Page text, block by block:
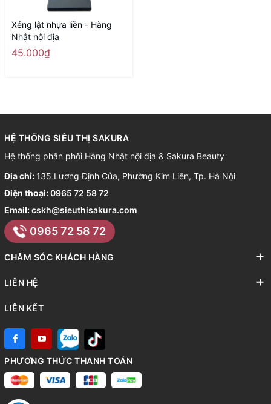
Xẻng lật nhựa liền - Hàng
Nhật nội địa
45.000₫
HỆ THỐNG SIÊU THỊ SAKURA
Hệ thống phân phối Hàng Nhật nội địa & Sakura Beauty
Địa chỉ: 135 Lương Định Của, Phường Kim Liên, Tp. Hà Nội
Điện thoại:0965 72 58 72
Email:cskh@sieuthisakura.com
0965 72 58 72
CHĂM SÓC KHÁCH HÀNG
LIÊN HỆ
LIÊN KẾT
PHƯƠNG THỨC THANH TOÁN